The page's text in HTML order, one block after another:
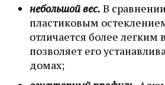
небольшой вес. В
пластиковым
отличается более легким
позволяет его
домах;